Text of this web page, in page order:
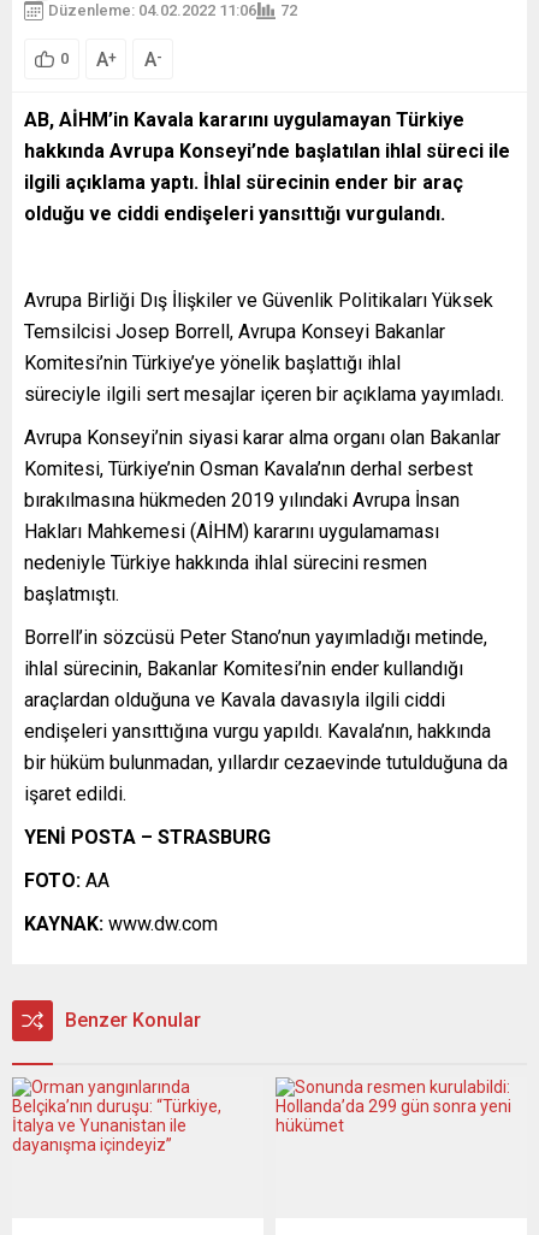
Düzenleme: 04.02.2022 11:06
72
0 A+ A-
AB, AİHM’in Kavala kararını uygulamayan Türkiye
hakkında Avrupa Konseyi’nde başlatılan ihlal süreci ile
ilgili açıklama yaptı. İhlal sürecinin ender bir araç
olduğu ve ciddi endişeleri yansıttığı vurgulandı.
Avrupa Birliği Dış İlişkiler ve Güvenlik Politikaları Yüksek
Temsilcisi Josep Borrell, Avrupa Konseyi Bakanlar
Komitesi’nin Türkiye’ye yönelik başlattığı ihlal
süreciyle ilgili sert mesajlar içeren bir açıklama yayımladı.
Avrupa Konseyi’nin siyasi karar alma organı olan Bakanlar
Komitesi, Türkiye’nin Osman Kavala’nın derhal serbest
bırakılmasına hükmeden 2019 yılındaki Avrupa İnsan
Hakları Mahkemesi (AİHM) kararını uygulamaması
nedeniyle Türkiye hakkında ihlal sürecini resmen
başlatmıştı.
Borrell’in sözcüsü Peter Stano’nun yayımladığı metinde,
ihlal sürecinin, Bakanlar Komitesi’nin ender kullandığı
araçlardan olduğuna ve Kavala davasıyla ilgili ciddi
endişeleri yansıttığına vurgu yapıldı. Kavala’nın, hakkında
bir hüküm bulunmadan, yıllardır cezaevinde tutulduğuna da
işaret edildi.
YENİ POSTA – STRASBURG
FOTO: AA
KAYNAK: www.dw.com
Benzer Konular